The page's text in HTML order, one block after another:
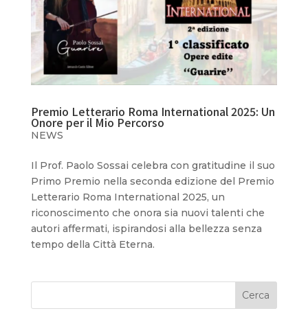
Premio Letterario Roma International 2025: Un
Onore per il Mio Percorso
NEWS
Il Prof. Paolo Sossai celebra con gratitudine il suo
Primo Premio nella seconda edizione del Premio
Letterario Roma International 2025, un
riconoscimento che onora sia nuovi talenti che
autori affermati, ispirandosi alla bellezza senza
tempo della Città Eterna.
Cerca